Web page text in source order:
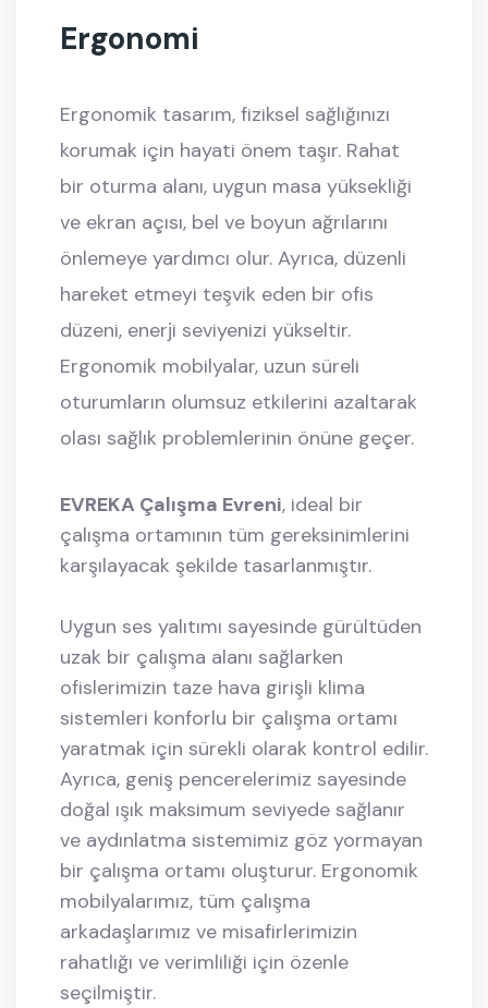
Ergonomi
Ergonomik tasarım, fiziksel sağlığınızı
korumak için hayati önem taşır. Rahat
bir oturma alanı, uygun masa yüksekliği
ve ekran açısı, bel ve boyun ağrılarını
önlemeye yardımcı olur. Ayrıca, düzenli
hareket etmeyi teşvik eden bir ofis
düzeni, enerji seviyenizi yükseltir.
Ergonomik mobilyalar, uzun süreli
oturumların olumsuz etkilerini azaltarak
olası sağlık problemlerinin önüne geçer.
EVREKA Çalışma Evreni, ideal bir
çalışma ortamının tüm gereksinimlerini
karşılayacak şekilde tasarlanmıştır.
Uygun ses yalıtımı sayesinde gürültüden
uzak bir çalışma alanı sağlarken
ofislerimizin taze hava girişli klima
sistemleri konforlu bir çalışma ortamı
yaratmak için sürekli olarak kontrol edilir.
Ayrıca, geniş pencerelerimiz sayesinde
doğal ışık maksimum seviyede sağlanır
ve aydınlatma sistemimiz göz yormayan
bir çalışma ortamı oluşturur. Ergonomik
mobilyalarımız, tüm çalışma
arkadaşlarımız ve misafirlerimizin
rahatlığı ve verimliliği için özenle
seçilmiştir.